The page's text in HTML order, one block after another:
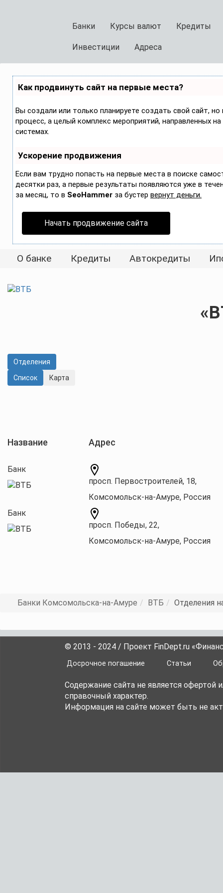
Банки Курсы валют Кредиты
Инвестиции Адреса
Как продвинуть сайт на первые места?
Вы создали или только планируете создать свой сайт,
процесс, а целый комплекс мероприятий, направленных
системах.
Ускорение продвижения
Если вам трудно попасть на первые места в поиске
десятки раз, а первые результаты появляются уже в
за месяц, то в SeoHammer за бустер вернут деньги.
Начать продвижение сайта
О банке Кредиты Автокредиты
Отделения
Cписок
Карта
Название Адрес
Банк
просп. Первостроителей, 18,
Комсомольск-на-Амуре, Россия
Банк
просп. Победы, 22,
Комсомольск-на-Амуре, Россия
Банки Комсомольска-на-Амуре ВТБ Отделения
© 2013 - 2024 / Проект FinDept.ru
Досрочное погашение Статьи
Содержание сайта не является
справочный характер.
Информация на сайте может быть не